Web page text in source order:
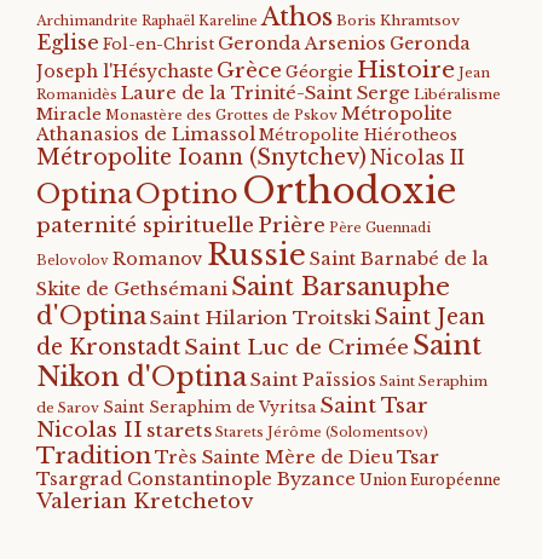
Archimandrite Raphaël Kareline Athos Boris Khramtsov
Eglise Fol-en-Christ Geronda Arsenios Geronda
Joseph l'Hésychaste Grèce Géorgie Histoire Jean
Romanidès Laure de la Trinité-Saint Serge Libéralisme
Miracle Monastère des Grottes de Pskov Métropolite
Athanasios de Limassol Métropolite Hiérotheos
Métropolite Ioann (Snytchev) Nicolas II
OptinaOptino Orthodoxie
paternité spirituelle Prière Père Guennadi
Belovolov Romanov Russie Saint Barnabé de la
Skite de Gethsémani Saint Barsanuphe
d'OptinaSaint Hilarion Troitski Saint Jean
de KronstadtSaint Luc de Crimée Saint
Nikon d'OptinaSaint Païssios Saint Seraphim
de Sarov Saint Seraphim de Vyritsa Saint Tsar
Nicolas II starets Starets Jérôme (Solomentsov)
TraditionTrès Sainte Mère de DieuTsar
Tsargrad Constantinople Byzance Union Européenne
Valerian Kretchetov